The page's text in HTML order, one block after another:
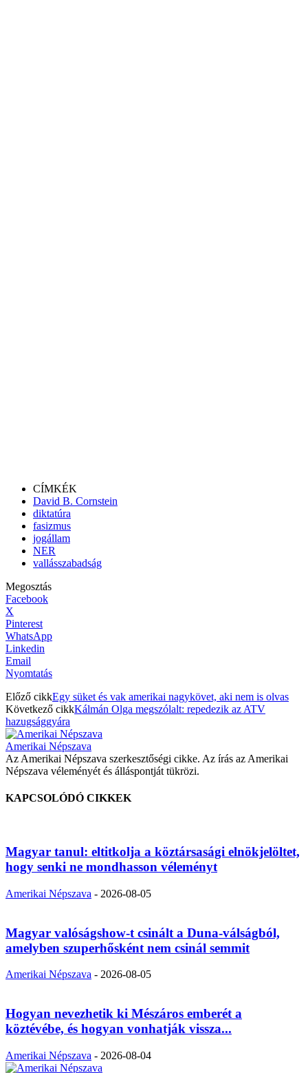
CÍMKÉK
David B. Cornstein
diktatúra
fasizmus
jogállam
NER
vallásszabadság
Megosztás
Facebook
X
Pinterest
WhatsApp
Linkedin
Email
Nyomtatás
Előző cikkEgy süket és vak amerikai nagykövet, aki nem is olvas
Következő cikkKálmán Olga megszólalt: repedezik az ATV
hazugsággyára
Amerikai Népszava
Az Amerikai Népszava szerkesztőségi cikke. Az írás az Amerikai
Népszava véleményét és álláspontját tükrözi.
KAPCSOLÓDÓ CIKKEK
Magyar tanul: eltitkolja a köztársasági elnökjelöltet,
hogy senki ne mondhasson véleményt
Amerikai Népszava - 2026-08-05
Magyar valóságshow-t csinált a Duna-válságból,
amelyben szuperhősként nem csinál semmit
Amerikai Népszava - 2026-08-05
Hogyan nevezhetik ki Mészáros emberét a
köztévébe, és hogyan vonhatják vissza...
Amerikai Népszava - 2026-08-04